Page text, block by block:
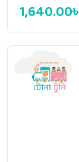
1,640.00৳